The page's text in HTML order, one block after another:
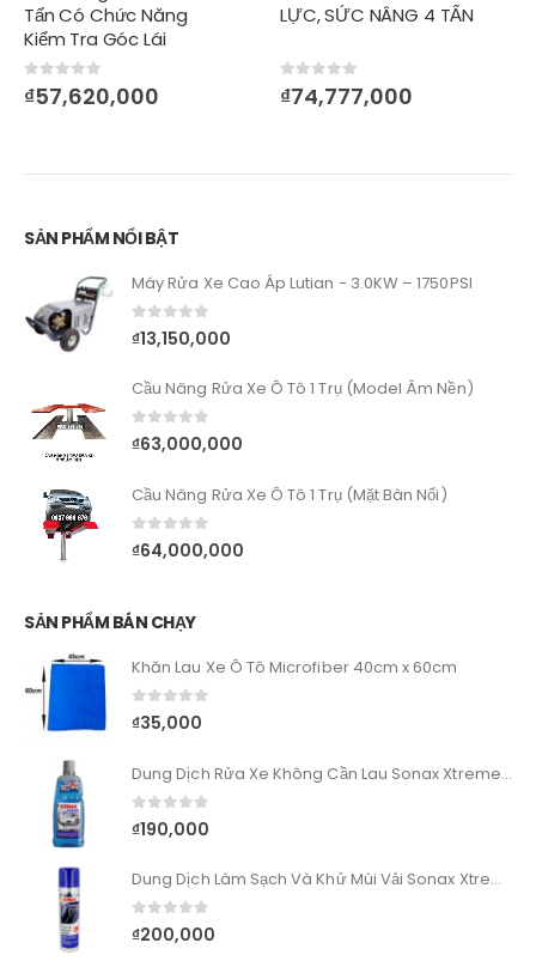
Tấn Có Chức Năng
Kiểm Tra Góc Lái
0out of 5
₫57,620,000
LỰC, SỨC NÂNG 4 TẤN
0out of 5
₫74,777,000
SẢN PHẨM NỔI BẬT
Máy Rửa Xe Cao Áp Lutian - 3.0KW – 1750PSI
0out of 5
₫13,150,000
Cầu Nâng Rửa Xe Ô Tô 1 Trụ (Model Âm Nền)
0out of 5
₫63,000,000
Cầu Nâng Rửa Xe Ô Tô 1 Trụ (Mặt Bàn Nổi)
0out of 5
₫64,000,000
SẢN PHẨM BÁN CHẠY
Khăn Lau Xe Ô Tô Microfiber 40cm x 60cm
0out of 5
₫35,000
Dung Dịch Rửa Xe Không Cần Lau Sonax Xtreme Wash&Dry
0out of 5
₫190,000
Dung Dịch Làm Sạch Và Khử Mùi Vải Sonax Xtreme Upholstery & Alcantara Cleaner
0out of 5
₫200,000